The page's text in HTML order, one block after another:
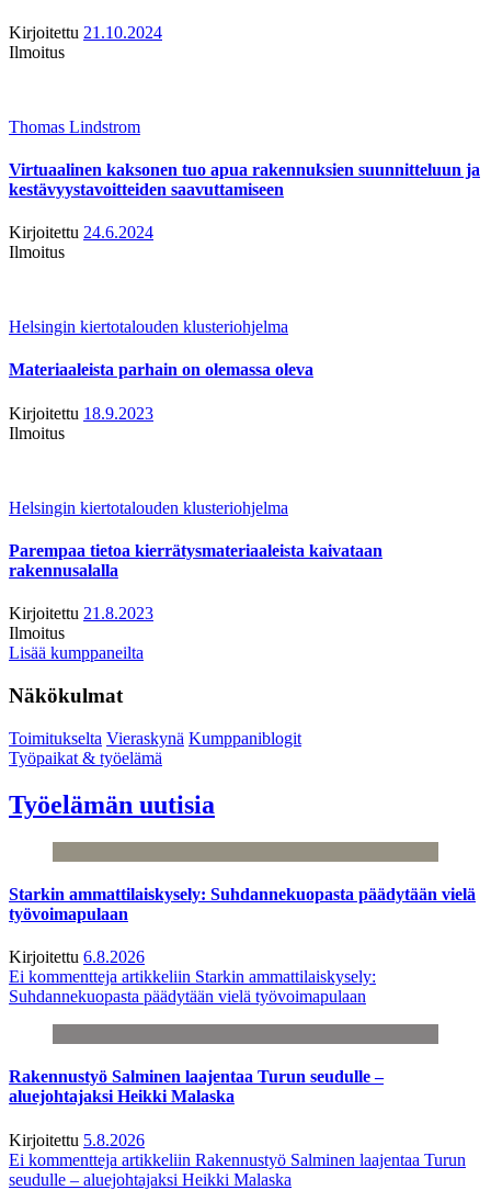
Kirjoitettu 21.10.2024
Ilmoitus
Thomas Lindstrom
Virtuaalinen kaksonen tuo apua rakennuksien suunnitteluun ja
kestävyystavoitteiden saavuttamiseen
Kirjoitettu 24.6.2024
Ilmoitus
Helsingin kiertotalouden klusteriohjelma
Materiaaleista parhain on olemassa oleva
Kirjoitettu 18.9.2023
Ilmoitus
Helsingin kiertotalouden klusteriohjelma
Parempaa tietoa kierrätysmateriaaleista kaivataan
rakennusalalla
Kirjoitettu 21.8.2023
Ilmoitus
Lisää kumppaneilta
Näkökulmat
Toimitukselta Vieraskynä Kumppaniblogit
Työpaikat & työelämä
Työelämän uutisia
Starkin ammattilaiskysely: Suhdannekuopasta päädytään vielä
työvoimapulaan
Kirjoitettu 6.8.2026
Ei kommentteja artikkeliin Starkin ammattilaiskysely:
Suhdannekuopasta päädytään vielä työvoimapulaan
Rakennustyö Salminen laajentaa Turun seudulle –
aluejohtajaksi Heikki Malaska
Kirjoitettu 5.8.2026
Ei kommentteja artikkeliin Rakennustyö Salminen laajentaa Turun
seudulle – aluejohtajaksi Heikki Malaska